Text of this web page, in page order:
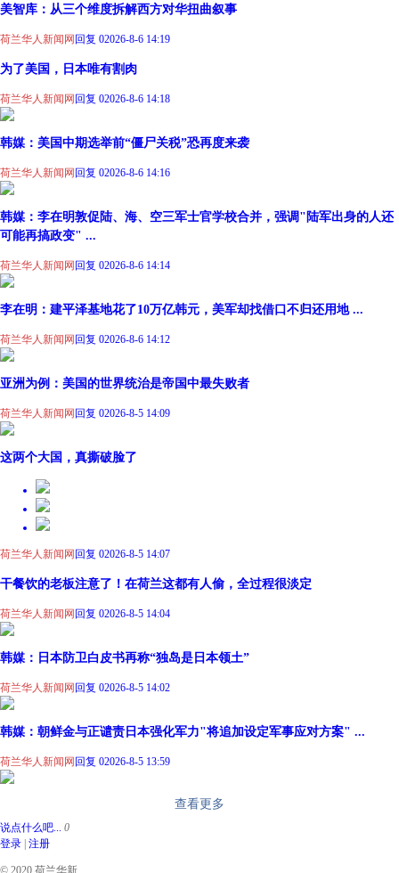
美智库：从三个维度拆解西方对华扭曲叙事
荷兰华人新闻网回复 02026-8-6 14:19
为了美国，日本唯有割肉
荷兰华人新闻网回复 02026-8-6 14:18
韩媒：美国中期选举前“僵尸关税”恐再度来袭
荷兰华人新闻网 回复 02026-8-6 14:16
韩媒：李在明敦促陆、海、空三军士官学校合并，强调"陆军出身的人还
可能再搞政变" ...
荷兰华人新闻网 回复 02026-8-6 14:14
李在明：建平泽基地花了10万亿韩元，美军却找借口不归还用地 ...
荷兰华人新闻网 回复 02026-8-6 14:12
亚洲为例：美国的世界统治是帝国中最失败者
荷兰华人新闻网 回复 02026-8-5 14:09
这两个大国，真撕破脸了
荷兰华人新闻网 回复 02026-8-5 14:07
干餐饮的老板注意了！在荷兰这都有人偷，全过程很淡定
荷兰华人新闻网 回复 02026-8-5 14:04
韩媒：日本防卫白皮书再称“独岛是日本领土”
荷兰华人新闻网 回复 02026-8-5 14:02
韩媒：朝鲜金与正谴责日本强化军力"将追加设定军事应对方案" ...
荷兰华人新闻网 回复 02026-8-5 13:59
查看更多
说点什么吧... 0
登录 注册